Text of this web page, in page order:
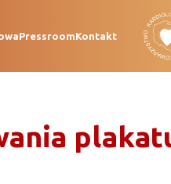
PressroomKontakt